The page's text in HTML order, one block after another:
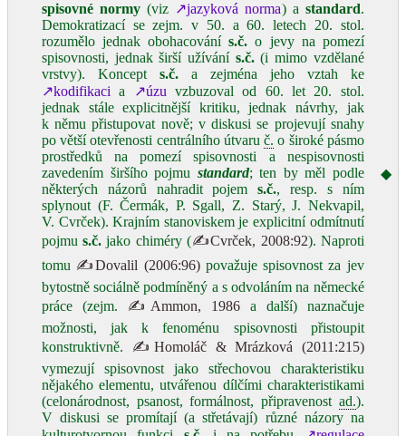
spisovné normy (viz ↗jazyková norma) a standard.
Demokratizací se zejm. v 50. a 60. letech 20. stol.
rozumělo jednak obohacovánís.č. o jevy na pomezí
spisovnosti, jednak širší užívání s.č.(i mimo vzdělané
vrstvy). Koncept s.č.a zejména jeho vztah ke
↗kodifikaci a ↗úzu vzbuzoval od 60. let 20. stol.
jednak stále explicitnější kritiku, jednak návrhy, jak
k němu přistupovat nově; v diskusi se projevují snahy
po větší otevřenosti centrálního útvaruč. o široké pásmo
prostředků na pomezí spisovnosti a nespisovnosti
zavedením širšího pojmu standard; ten by měl podle
některých názorů nahradit pojems.č., resp. s ním
splynout (F. Čermák, P. Sgall, Z. Starý, J. Nekvapil,
V. Cvrček). Krajním stanoviskem je explicitní odmítnutí
pojmus.č. jako chiméry (✍Cvrček, 2008:92). Naproti
tomu ✍Dovalil (2006:96)považuje spisovnost za jev
bytostně sociálně podmíněný a s odvoláním na německé
práce (zejm. ✍Ammon, 1986 a další) naznačuje
možnosti, jak k fenoménu spisovnosti přistoupit
konstruktivně. ✍Homoláč & Mrázková (2011:215)
vymezují spisovnost jako střechovou charakteristiku
nějakého elementu, utvářenou dílčími charakteristikami
(celonárodnost, psanost, formálnost, připravenost ad.).
V diskusi se promítají (a střetávají) různé názory na
◆